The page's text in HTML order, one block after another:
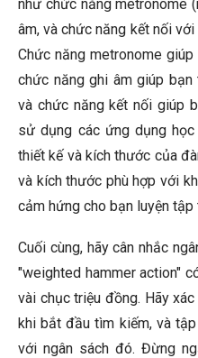
như chức năng metronome
âm, và chức năng kết nối
Chức năng metronome
chức năng ghi âm giúp
và chức năng kết nối giúp
sử dụng các ứng dụng
thiết kế và kích thước của
và kích thước phù hợp với
cảm hứng cho bạn luyện tập
Cuối cùng, hãy cân nhắc
"weighted hammer action"
vài chục triệu đồng. Hãy
khi bắt đầu tìm kiếm, và
với ngân sách đó. Đừng